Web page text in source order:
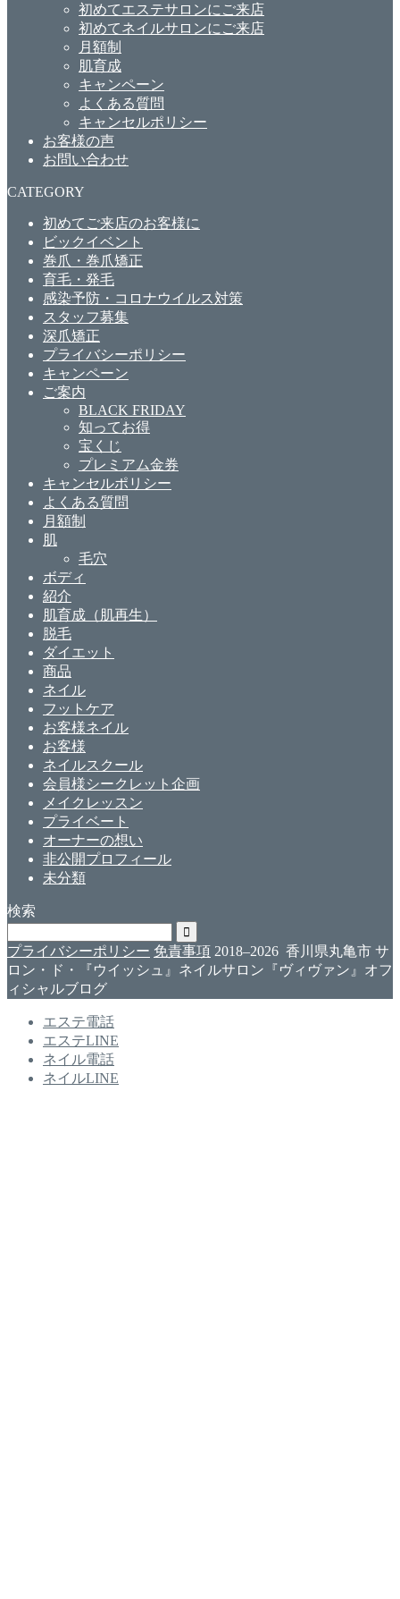
初めてエステサロンにご来店
初めてネイルサロンにご来店
月額制
肌育成
キャンペーン
よくある質問
キャンセルポリシー
お客様の声
お問い合わせ
CATEGORY
初めてご来店のお客様に
ビックイベント
巻爪・巻爪矯正
育毛・発毛
感染予防・コロナウイルス対策
スタッフ募集
深爪矯正
プライバシーポリシー
キャンペーン
ご案内
BLACK FRIDAY
知ってお得
宝くじ
プレミアム金券
キャンセルポリシー
よくある質問
月額制
肌
毛穴
ボディ
紹介
肌育成（肌再生）
脱毛
ダイエット
商品
ネイル
フットケア
お客様ネイル
お客様
ネイルスクール
会員様シークレット企画
メイクレッスン
プライベート
オーナーの想い
非公開プロフィール
未分類
検索
プライバシーポリシー 免責事項 2018–2026 香川県丸亀市 サ
ロン・ド・『ウイッシュ』ネイルサロン『ヴィヴァン』オフ
ィシャルブログ
エステ電話
エステLINE
ネイル電話
ネイルLINE